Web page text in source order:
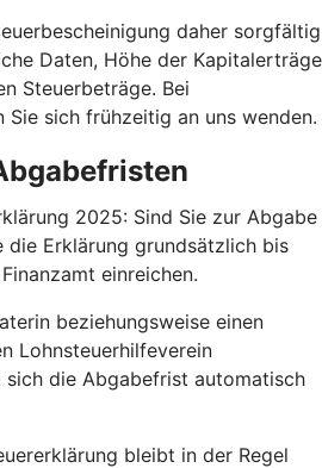
daher sorgfältig
Daten, Höhe der Kapitalerträge
Steuerbeträge. Bei
sich frühzeitig an uns wenden.
2025: Sind Sie zur Abgabe
die Erklärung grundsätzlich bis
einreichen.
beziehungsweise einen
Lohnsteuerhilfeverein
die Abgabefrist automatisch
bleibt in der Regel